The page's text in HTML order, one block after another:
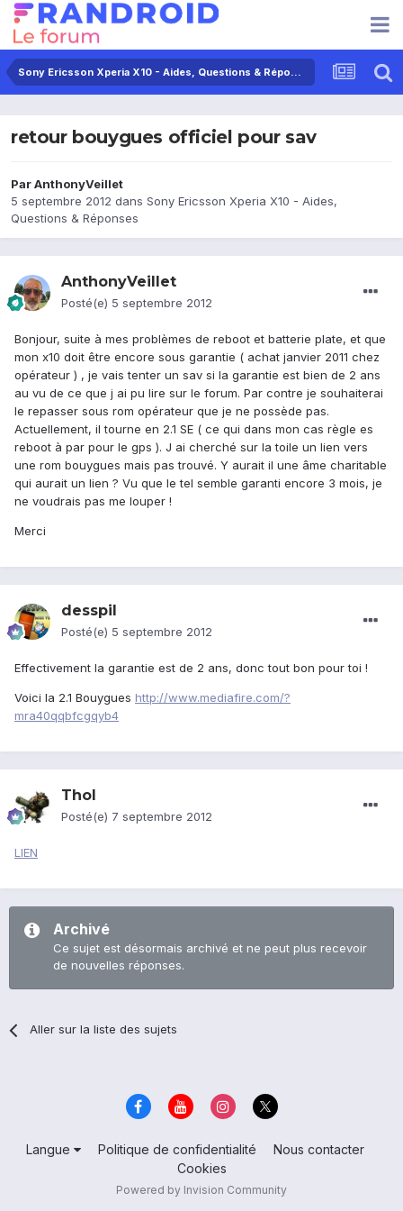
Sony Ericsson Xperia X10 - Aides, Questions & Réponses
retour bouygues officiel pour sav
ParAnthonyVeillet
5 septembre 2012 dans Sony Ericsson Xperia X10 - Aides,
Questions & Réponses
AnthonyVeillet
Posté(e) 5 septembre 2012
Bonjour, suite à mes problèmes de reboot et batterie plate, et que
mon x10 doit être encore sous garantie ( achat janvier 2011 chez
opérateur ) , je vais tenter un sav si la garantie est bien de 2 ans
au vu de ce que j ai pu lire sur le forum. Par contre je souhaiterai
le repasser sous rom opérateur que je ne possède pas.
Actuellement, il tourne en 2.1 SE ( ce qui dans mon cas règle es
reboot à par pour le gps ). J ai cherché sur la toile un lien vers
une rom bouygues mais pas trouvé. Y aurait il une âme charitable
qui aurait un lien ? Vu que le tel semble garanti encore 3 mois, je
ne voudrais pas me louper !
Merci
desspil
Posté(e) 5 septembre 2012
Effectivement la garantie est de 2 ans, donc tout bon pour toi !
Voici la 2.1 Bouygues http://www.mediafire.com/?
mra40qqbfcgqyb4
Thol
Posté(e) 7 septembre 2012
LIEN
Archivé
Ce sujet est désormais archivé et ne peut plus recevoir
de nouvelles réponses.
Aller sur la liste des sujets
Langue Politique de confidentialité
Nous contacter
Cookies
Powered by Invision Community